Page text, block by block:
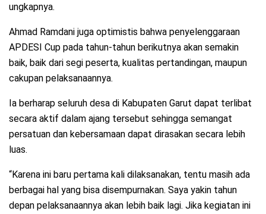
ungkapnya.
Ahmad Ramdani juga optimistis bahwa penyelenggaraan
APDESI Cup pada tahun-tahun berikutnya akan semakin
baik, baik dari segi peserta, kualitas pertandingan, maupun
cakupan pelaksanaannya.
Ia berharap seluruh desa di Kabupaten Garut dapat terlibat
secara aktif dalam ajang tersebut sehingga semangat
persatuan dan kebersamaan dapat dirasakan secara lebih
luas.
“Karena ini baru pertama kali dilaksanakan, tentu masih ada
berbagai hal yang bisa disempurnakan. Saya yakin tahun
depan pelaksanaannya akan lebih baik lagi. Jika kegiatan ini